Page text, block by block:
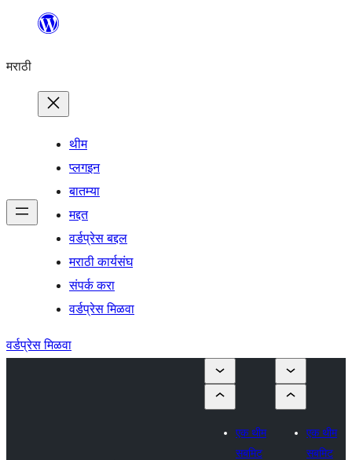
सामुग्रीवर
मराठी
थीम
प्लगइन
बातम्या
मद्दत
वर्डप्रेस बद्दल
मराठी कार्यसंघ
संपर्क करा
वर्डप्रेस मिळवा
वर्डप्रेस मिळवा
एक थीम
सबमिट
एक थीम
सबमिट